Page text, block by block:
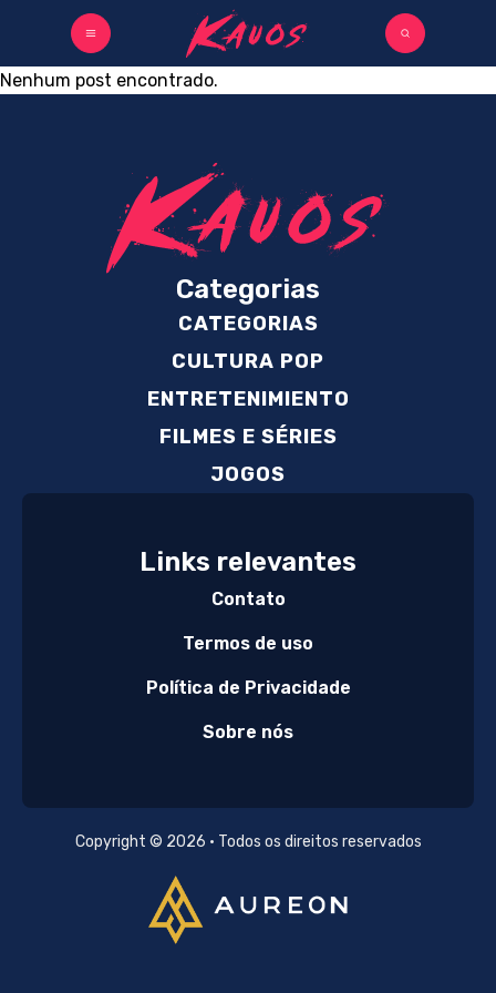
Nenhum post encontrado.
Categorias
CATEGORIAS
CULTURA POP
ENTRETENIMIENTO
FILMES E SÉRIES
JOGOS
Links relevantes
Contato
Termos de uso
Política de Privacidade
Sobre nós
Copyright © 2026 • Todos os direitos reservados